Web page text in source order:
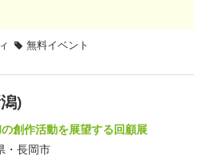
無料イベント
)
創作活動を展望する回顧展
・長岡市